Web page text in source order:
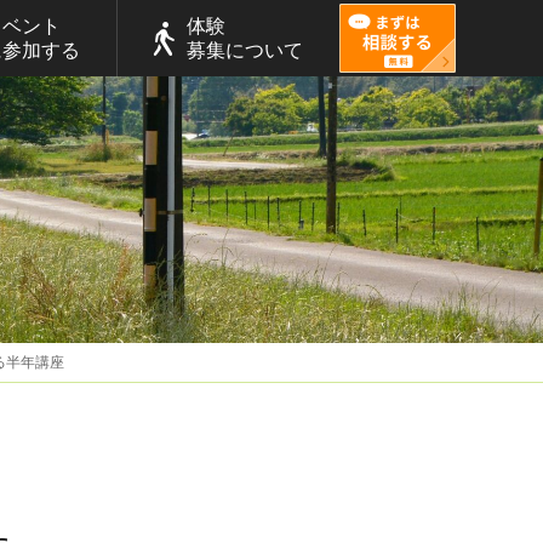
ント
加する
体験
募集について
半年講座